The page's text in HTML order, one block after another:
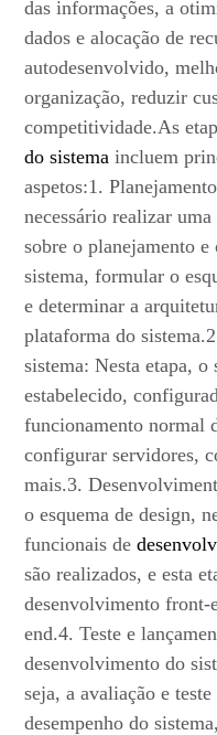
das informações, a
dados e alocação de
autodesenvolvido,
organização, reduzir
competitividade.As
do sistema incluem
aspetos:1.
necessário realizar
sobre o planejamento
sistema, formular o
e determinar a
plataforma do
sistema: Nesta etapa, o
estabelecido,
funcionamento normal
configurar servidores,
mais.3.
o esquema de design,
funcionais de
são realizados, e esta
desenvolvimento front-
end.4. Teste e
desenvolvimento do
seja, a avaliação e
desempenho do